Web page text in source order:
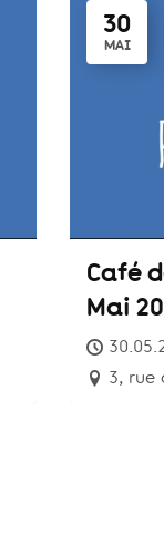
30
MAI
Café
Mai
3, rue